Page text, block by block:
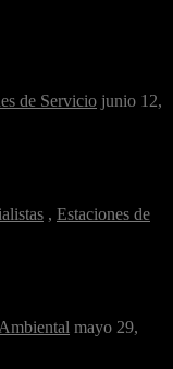
de Servicio junio 12,
, Estaciones de
mayo 29,